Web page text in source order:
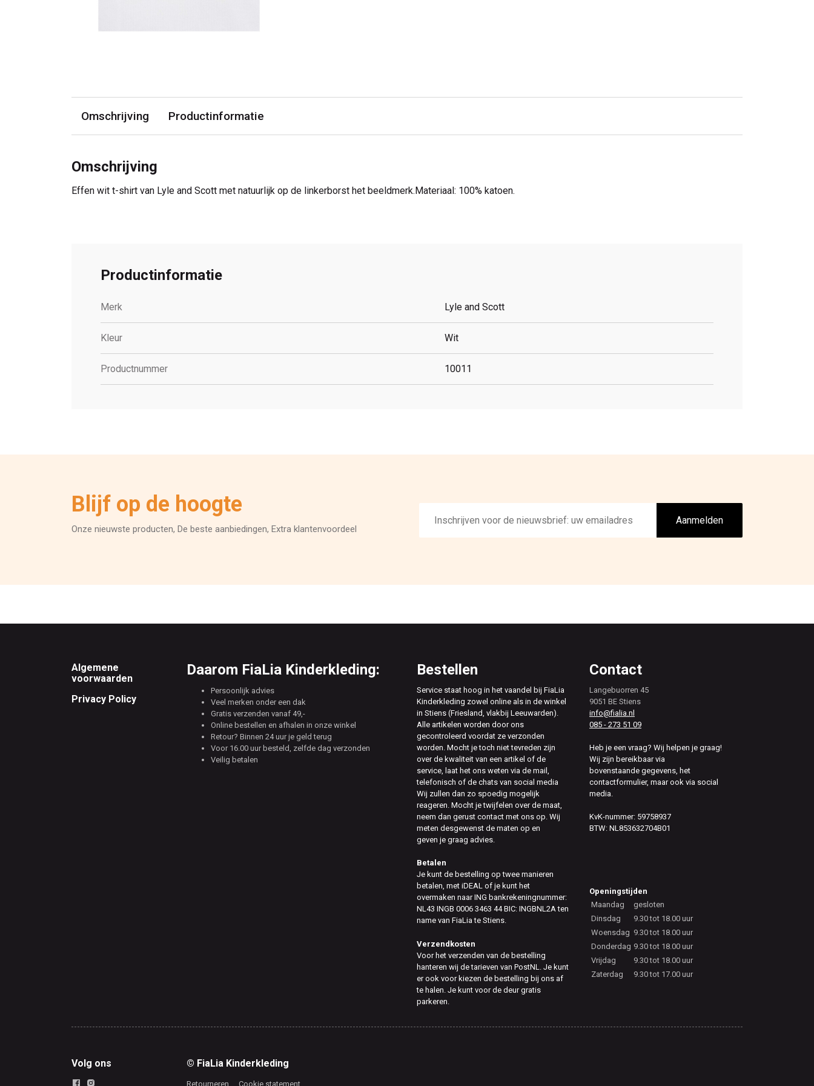
Omschrijving Productinformatie
Omschrijving
Effen wit t-shirt van Lyle and Scott met natuurlijk op de linkerborst het beeldmerk.Materiaal: 100% katoen.
Productinformatie
Merk Lyle and Scott
Kleur Wit
Productnummer 10011
Blijf op de hoogte
Onze nieuwste producten, De beste aanbiedingen, Extra klantenvoordeel
mailadres
Aanmelden
Footer
Algemene
voorwaarden
Privacy Policy
Daarom FiaLia Kinderkleding:
Persoonlijk advies
Veel merken onder een dak
Gratis verzenden vanaf 49,-
Online bestellen en afhalen in onze winkel
Retour? Binnen 24 uur je geld terug
Voor 16.00 uur besteld, zelfde dag verzonden
Veilig betalen
Bestellen
Service staat hoog in het vaandel bij FiaLia
Kinderkleding zowel online als in de winkel
in Stiens (Friesland, vlakbij Leeuwarden).
Alle artikelen worden door ons
gecontroleerd voordat ze verzonden
worden. Mocht je toch niet tevreden zijn
over de kwaliteit van een artikel of de
service, laat het ons weten via de mail,
telefonisch of de chats van social media
Wij zullen dan zo spoedig mogelijk
reageren. Mocht je twijfelen over de maat,
neem dan gerust contact met ons op. Wij
meten desgewenst de maten op en
geven je graag advies.
Betalen
Je kunt de bestelling op twee manieren
betalen, met iDEAL of je kunt het
overmaken naar ING bankrekeningnummer:
NL43 INGB 0006 3463 44 BIC: INGBNL2A ten
name van FiaLia te Stiens.
Verzendkosten
Voor het verzenden van de bestelling
hanteren wij de tarieven van PostNL. Je kunt
er ook voor kiezen de bestelling bij ons af
te halen. Je kunt voor de deur gratis
parkeren.
Contact
Langebuorren 45
9051 BE Stiens
info@fialia.nl
085 - 273 51 09
Heb je een vraag? Wij helpen je graag!
Wij zijn bereikbaar via
bovenstaande gegevens, het
contactformulier, maar ook via social
media.
KvK-nummer: 59758937
BTW: NL853632704B01
Openingstijden
Maandag
gesloten
Dinsdag
9.30 tot 18.00 uur
Woensdag 9.30 tot 18.00 uur
Donderdag 9.30 tot 18.00 uur
Vrijdag
9.30 tot 18.00 uur
Zaterdag
9.30 tot 17.00 uur
Volg ons © FiaLia Kinderkleding
Retourneren Cookie statement